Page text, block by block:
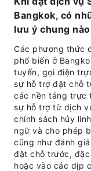
Bangkok, có
lưu ý chung
Các phương thức
phổ biến ở
tuyến, gọi điện
sự hỗ trợ đặt chỗ
các nền tảng trực
sự hỗ trợ từ dịch
chính sách hủy
ngữ và cho phép
cũng như đánh
đặt chỗ trước,
hoặc vào các dịp